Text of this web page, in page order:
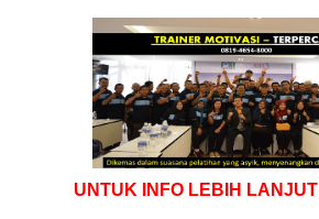
UNTUK INFO LEBIH LANJUT